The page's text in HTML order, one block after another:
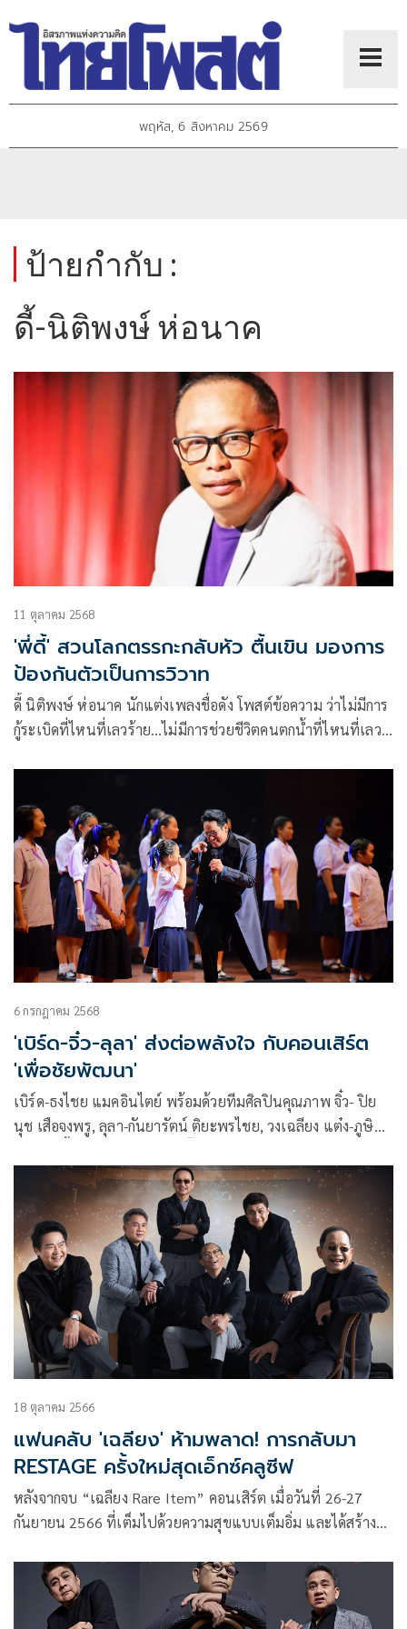
พฤหัส, 6 สิงหาคม 2569
ป้ายกำกับ :
ดี้-นิติพงษ์ ห่อนาค
11 ตุลาคม 2568
'พี่ดี้' สวนโลกตรรกะกลับหัว ตื้นเขิน มองการ
ป้องกันตัวเป็นการวิวาท
ดี้ นิติพงษ์ ห่อนาค นักแต่งเพลงชื่อดัง โพสต์ข้อความ ว่าไม่มีการ
กู้ระเบิดที่ไหนที่เลวร้าย…ไม่มีการช่วยชีวิตคนตกน้ำที่ไหนที่เลว
6 กรกฎาคม 2568
'เบิร์ด-จิ๋ว-ลุลา' ส่งต่อพลังใจ กับคอนเสิร์ต
'เพื่อชัยพัฒนา'
เบิร์ด-ธงไชย แมคอินไตย์ พร้อมด้วยทีมศิลปินคุณภาพ จิ๋ว- ปิย
นุช เสือจงพรู, ลุลา-กันยารัตน์ ติยะพรไชย, วงเฉลียง แต๋ง-ภูษิต
สาว สาว สาว แอม-เสาวลักษณ์ ลีละบุตร, แหม่ม-พัชริดา วัฒนา,
ปุ้ม-อรวรรณ เย็นพูลสุข และ พั้น-พัทธนันท์ อรุณวิจิตรสกุล (พั้น
เพลงเอก) ร่วมถ่ายทอดเสียงเพลงที่ทรงพลังและเปี่ยมด้วยความ
หมายร่วมกับวงซิมโฟนีออร์เคสตรา กองทัพอากาศ
18 ตุลาคม 2566
แฟนคลับ 'เฉลียง' ห้ามพลาด! การกลับมา
RESTAGE ครั้งใหม่สุดเอ็กซ์คลูซีฟ
หลังจากจบ “เฉลียง Rare Item” คอนเสิร์ต เมื่อวันที่ 26-27
กันยายน 2566 ที่เต็มไปด้วยความสุขแบบเต็มอิ่ม และได้สร้าง
ได้รอคอยมากว่า 7 ปี